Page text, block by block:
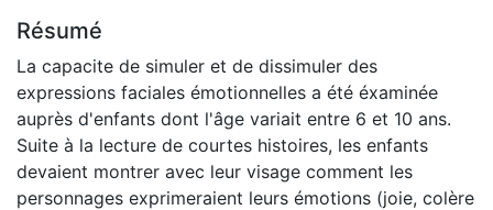
Résumé
La capacite de simuler et de dissimuler des
expressions faciales émotionnelles a été éxaminée
auprès d'enfants dont l'âge variait entre 6 et 10 ans.
Suite à la lecture de courtes histoires, les enfants
devaient montrer avec leur visage comment les
personnages exprimeraient leurs émotions (joie, colère